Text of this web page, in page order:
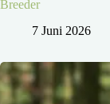
Breeder
7 Juni 2026